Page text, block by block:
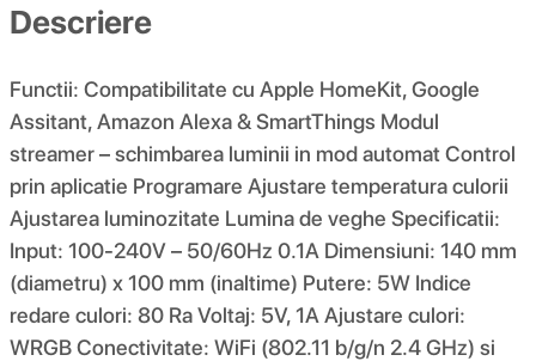
Descriere
Functii: Compatibilitate cu Apple HomeKit, Google
Assitant, Amazon Alexa & SmartThings Modul
streamer – schimbarea luminii in mod automat Control
prin aplicatie Programare Ajustare temperatura culorii
Ajustarea luminozitate Lumina de veghe Specificatii:
Input: 100-240V – 50/60Hz 0.1A Dimensiuni: 140 mm
(diametru) x 100 mm (inaltime) Putere: 5W Indice
redare culori: 80 Ra Voltaj: 5V, 1A Ajustare culori:
WRGB Conectivitate: WiFi (802.11 b/g/n 2.4 GHz) si